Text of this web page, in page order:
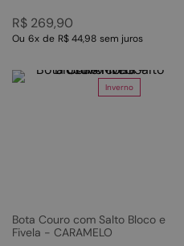
R$ 269,90
Ou 6x de R$ 44,98 sem juros
Inverno
Bota Couro com Salto Bloco e
Fivela - CARAMELO